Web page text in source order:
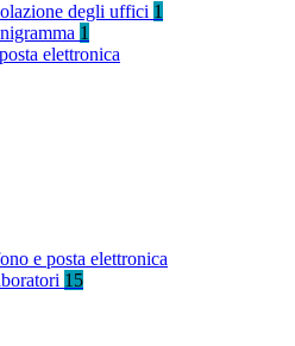
degli uffici 1
1
elettronica
e posta elettronica
15